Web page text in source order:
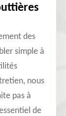
des
simple à
nous
pas à
de